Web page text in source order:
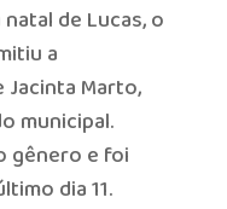
de Lucas, o
a
Jacinta Marto,
municipal.
gênero e foi
dia 11.